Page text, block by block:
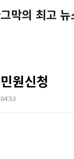
막의 최고 뉴
원신청